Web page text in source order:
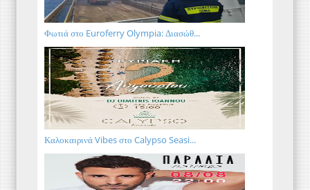
Φωτιά στο Euroferry Olympia: Διασώθ...
Καλοκαιρινά Vibes στο Calypso Seasi...